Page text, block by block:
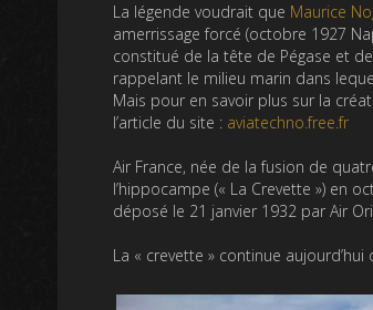
La légende voudrait que Maurice
amerrissage forcé (octobre 1927
constitué de la tête de Pégase et
rappelant le milieu marin dans
Mais pour en savoir plus sur la
l’article du site : aviatechno.free.fr
Air France, née de la fusion de
l’hippocampe (« La Crevette ») en
déposé le 21 janvier 1932 par Air
La « crevette » continue